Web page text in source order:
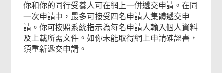
你和你的同行受養人可在網上一併遞交申請。在同
一次申請中，最多可接受四名申請人集體遞交申
請。你可按照系統指示為每名申請人輸入個人資料
及上載所需文件。如你未能取得網上申請確認書，
須重新遞交申請。